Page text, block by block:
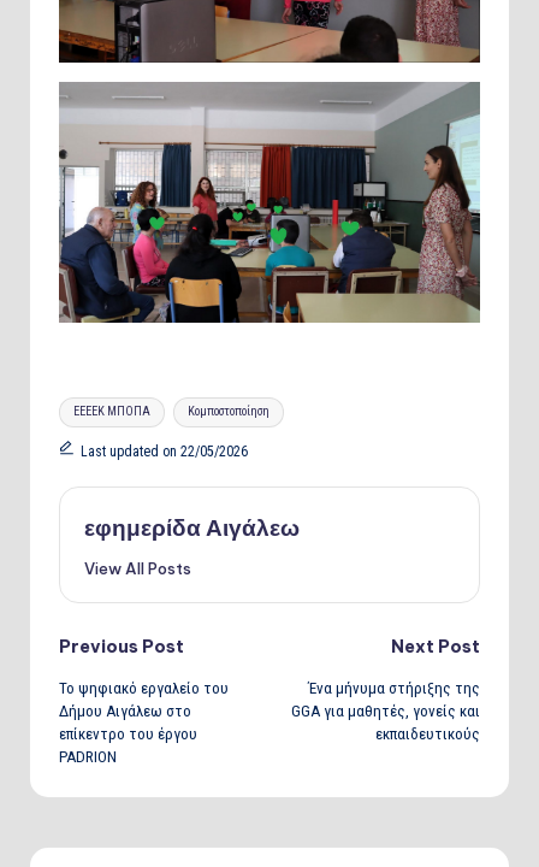
Tags:
ΕΕΕΕΚ ΜΠΟΠΑ Κομποστοποίηση
Last updated on 22/05/2026
εφημερίδα Αιγάλεω
View All Posts
Post
navigation
Previous Post
Το ψηφιακό εργαλείο του
Δήμου Αιγάλεω στο
επίκεντρο του έργου
PADRION
Next Post
Ένα μήνυμα στήριξης της
GGA για μαθητές, γονείς και
εκπαιδευτικούς